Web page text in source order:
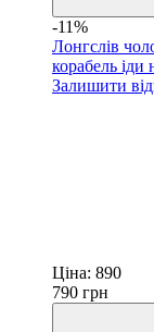
-11%
Лонгслів
корабель іди
Залишити
Ціна: 890
790 грн